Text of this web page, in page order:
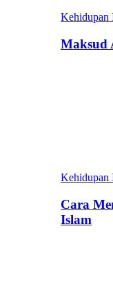
Kehidupan
Maksud
Kehidupan
Cara
Islam